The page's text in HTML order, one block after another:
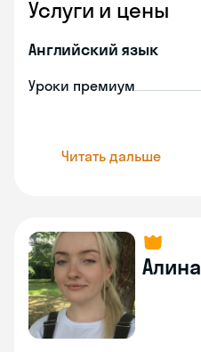
Услуги и цены
Английский язык
Уроки премиум
Читать дальше
Алина